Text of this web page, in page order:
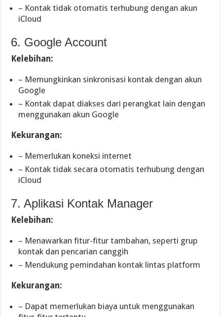
– Kontak tidak otomatis terhubung dengan akun
iCloud
6. Google Account
Kelebihan:
– Memungkinkan sinkronisasi kontak dengan akun
Google
– Kontak dapat diakses dari perangkat lain dengan
menggunakan akun Google
Kekurangan:
– Memerlukan koneksi internet
– Kontak tidak secara otomatis terhubung dengan
iCloud
7. Aplikasi Kontak Manager
Kelebihan:
– Menawarkan fitur-fitur tambahan, seperti grup
kontak dan pencarian canggih
– Mendukung pemindahan kontak lintas platform
Kekurangan:
– Dapat memerlukan biaya untuk menggunakan